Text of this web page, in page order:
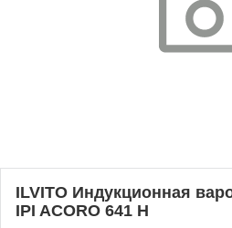
ILVITO Индукционная
IPI ACORO 641 H